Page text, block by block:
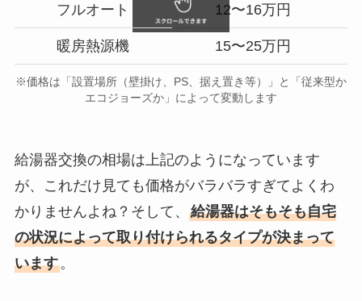
フルオート 12〜16万円
暖房熱源機 15〜25万円
※価格は「設置場所（壁掛け、PS、据え置き等）」と「従来型か
エコジョーズか」によって変動します
給湯器交換の相場は上記のようになっています
が、これだけ見ても価格がバラバラすぎてよくわ
かりませんよね？そして、 給湯器はそもそも自宅
の状況によって取り付けられるタイプが決まって
います。